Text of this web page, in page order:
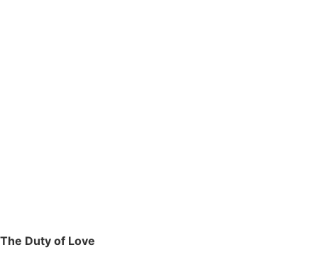
The Duty of Love